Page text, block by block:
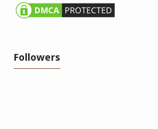
Followers